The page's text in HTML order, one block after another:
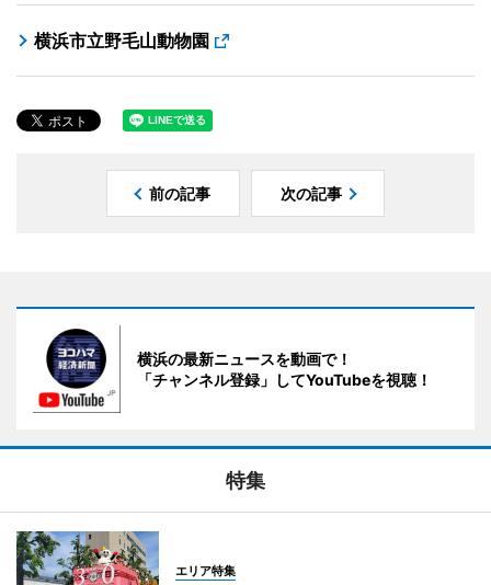
横浜市立野毛山動物園
前の記事 次の記事
横浜の最新ニュースを動画で！
「チャンネル登録」してYouTubeを視聴！
特集
エリア特集